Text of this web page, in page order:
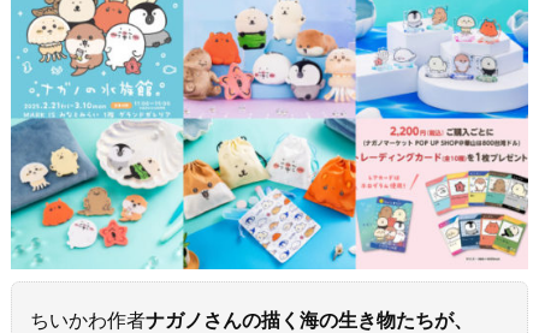
ちいかわ作者ナガノさんの描く海の生き物たちが、